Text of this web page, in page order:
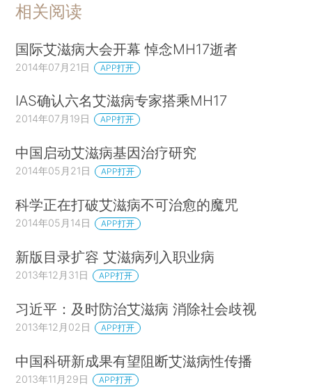
相关阅读
国际艾滋病大会开幕 悼念MH17逝者
2014年07月21日 APP打开
IAS确认六名艾滋病专家搭乘MH17
2014年07月19日 APP打开
中国启动艾滋病基因治疗研究
2014年05月21日 APP打开
科学正在打破艾滋病不可治愈的魔咒
2014年05月14日 APP打开
新版目录扩容 艾滋病列入职业病
2013年12月31日 APP打开
习近平：及时防治艾滋病 消除社会歧视
2013年12月02日 APP打开
中国科研新成果有望阻断艾滋病性传播
2013年11月29日 APP打开